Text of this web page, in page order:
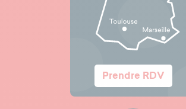
Prendre RDV